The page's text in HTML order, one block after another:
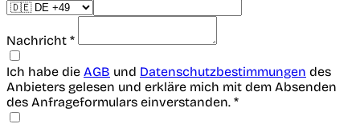
Nachricht *
Ich habe die AGB und Datenschutzbestimmungen des
Anbieters gelesen und erkläre mich mit dem Absenden
des Anfrageformulars einverstanden. *